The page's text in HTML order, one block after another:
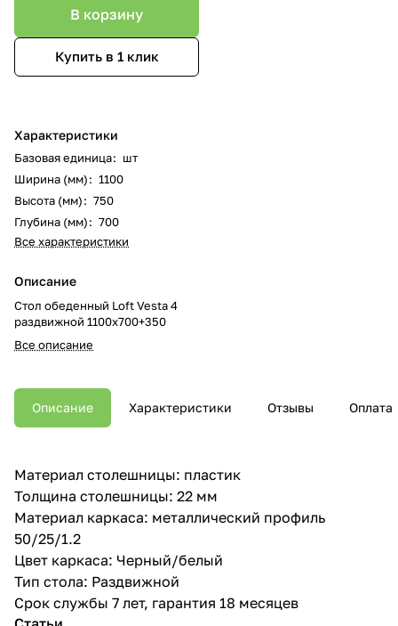
В корзину
Купить в 1 клик
Характеристики
Базовая единица: шт
Ширина (мм): 1100
Высота (мм): 750
Глубина (мм): 700
Все характеристики
Описание
Стол обеденный Loft Vesta 4
раздвижной 1100х700+350
Все описание
Описание Характеристики Отзывы Оплата
Материал столешницы: пластик
Толщина столешницы: 22 мм
Материал каркаса: металлический профиль
50/25/1.2
Цвет каркаса: Черный/белый
Тип стола: Раздвижной
Срок службы 7 лет, гарантия 18 месяцев